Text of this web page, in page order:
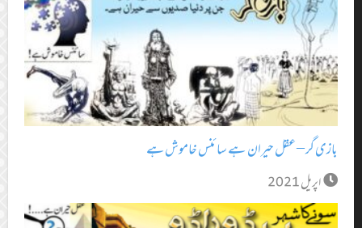
بازی گر – عقل حیران ہے سائنس خاموش ہے
اپریل 2021